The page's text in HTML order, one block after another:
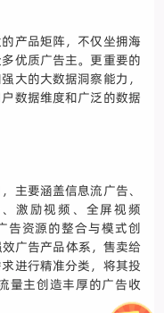
产品矩阵，不仅坐拥海
优质广告主。更重要的
大的大数据洞察能力，
数据维度和广泛的数据
主要涵盖信息流广告、
激励视频、全屏视频
资源的整合与模式创
广告产品体系，售卖给
进行精准分类，将其投
量主创造丰厚的广告收